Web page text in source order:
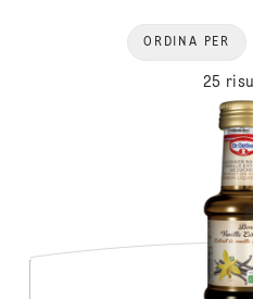
25
ORDINA PER